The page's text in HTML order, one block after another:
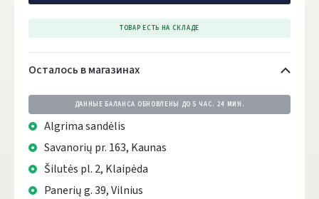
ТОВАР ЕСТЬ НА СКЛАДЕ
Осталось в магазинах
ДАННЫЕ БАЛАНСА ОБНОВЛЕНЫ ДО 5 ЧАС. 24 МИН.
Algrima sandėlis
Savanorių pr. 163, Kaunas
Šilutės pl. 2, Klaipėda
Panerių g. 39, Vilnius